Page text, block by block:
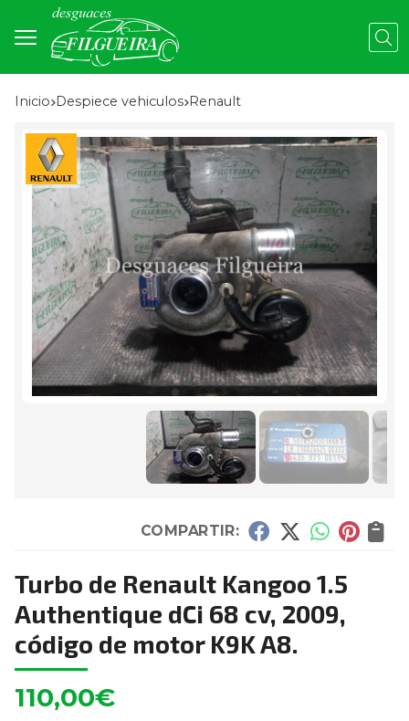
Inicio despiece vehiculos renault
COMPARTIR:
Turbo de Renault Kangoo 1.5
Authentique dCi 68 cv, 2009,
código de motor K9K A8.
110,00€